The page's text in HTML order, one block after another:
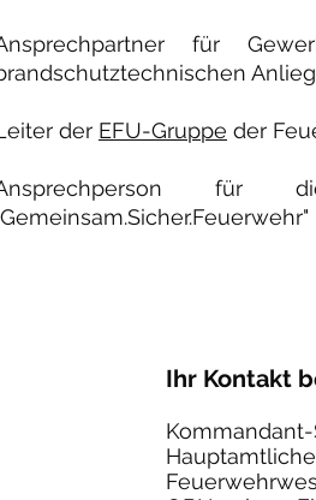
für
der EFU-Gruppe der
für die
Ihr Kontakt